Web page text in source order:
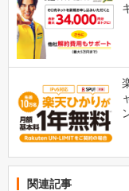
関連記事